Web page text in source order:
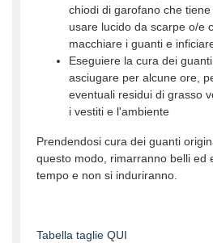
chiodi di garofano che
usare lucido da scarpe o/e
macchiare i guanti e
Eseguiere la cura dei
asciugare per alcune ore,
eventuali residui di grasso
i vestiti e l'ambiente
Prendendosi cura dei guanti
questo modo, rimarranno belli ed
tempo e non si induriranno.
Tabella taglie QUI